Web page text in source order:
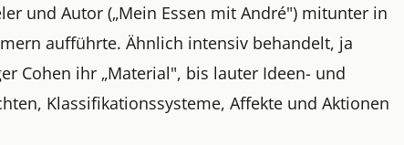
und Autor („Mein Essen mit André") mitunter in
aufführte. Ähnlich intensiv behandelt, ja
Cohen ihr „Material", bis lauter Ideen- und
Klassifikationssysteme, Affekte und Aktionen